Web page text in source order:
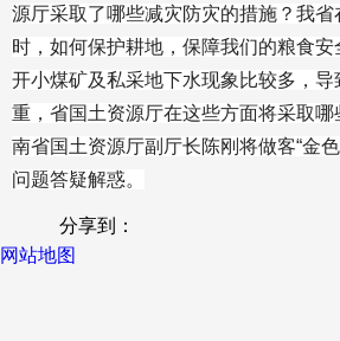
源厅采取了哪些减灾防灾的措施？我省
时，如何保护耕地，保障我们的粮食
开小煤矿及私采地下水现象比较多，
重，省国土资源厅在这些方面将采取
南省国土资源厅副厅长陈刚将做客“金
问题答疑解惑。
分享到：
网站地图